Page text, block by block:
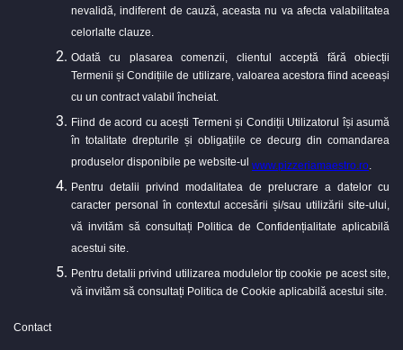
nevalidă, indiferent de cauză, aceasta nu va afecta valabilitatea
celorlalte clauze.
Odată cu plasarea comenzii, clientul acceptă fără obiecții
Termenii și Condițiile de utilizare, valoarea acestora fiind aceeași
cu un contract valabil încheiat.
Fiind de acord cu acești Termeni și Condiții Utilizatorul își asumă
în totalitate drepturile și obligațiile ce decurg din comandarea
produselor disponibile pe website-ul www.pizzeriamaestro.ro.
Pentru detalii privind modalitatea de prelucrare a datelor cu
caracter personal în contextul accesării și/sau utilizării site-ului,
vă invităm să consultați Politica de Confidențialitate aplicabilă
acestui site.
Pentru detalii privind utilizarea modulelor tip cookie pe acest site,
vă invităm să consultați Politica de Cookie aplicabilă acestui site.
Contact